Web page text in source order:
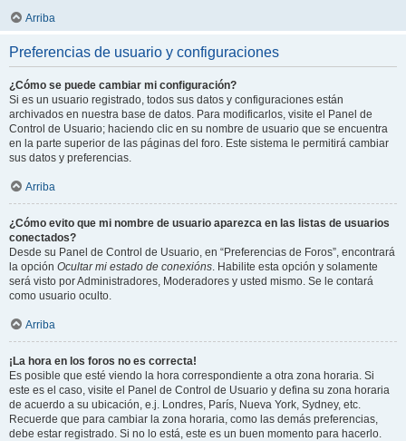
Arriba
Preferencias de usuario y configuraciones
¿Cómo se puede cambiar mi configuración?
Si es un usuario registrado, todos sus datos y configuraciones están
archivados en nuestra base de datos. Para modificarlos, visite el Panel de
Control de Usuario; haciendo clic en su nombre de usuario que se encuentra
en la parte superior de las páginas del foro. Este sistema le permitirá cambiar
sus datos y preferencias.
Arriba
¿Cómo evito que mi nombre de usuario aparezca en las listas de usuarios
conectados?
Desde su Panel de Control de Usuario, en “Preferencias de Foros”, encontrará
la opción Ocultar mi estado de conexións. Habilite esta opción y solamente
será visto por Administradores, Moderadores y usted mismo. Se le contará
como usuario oculto.
Arriba
¡La hora en los foros no es correcta!
Es posible que esté viendo la hora correspondiente a otra zona horaria. Si
este es el caso, visite el Panel de Control de Usuario y defina su zona horaria
de acuerdo a su ubicación, e.j. Londres, París, Nueva York, Sydney, etc.
Recuerde que para cambiar la zona horaria, como las demás preferencias,
debe estar registrado. Si no lo está, este es un buen momento para hacerlo.